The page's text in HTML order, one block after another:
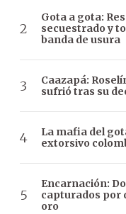
Gota a gota:
secuestrado y
banda de usura
Caazapá:
sufrió tras su
La mafia del
extorsivo
Encarnación:
capturados por
oro